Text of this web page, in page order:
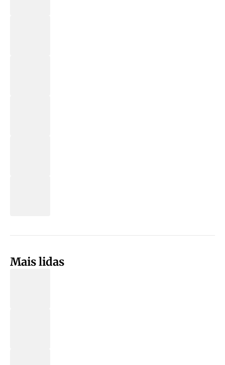
Mais lidas